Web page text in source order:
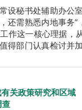
设秘书处辅助办公
还需熟悉内地事务
作这一核心理据
得部门认真检讨并加
关政策研究和区域